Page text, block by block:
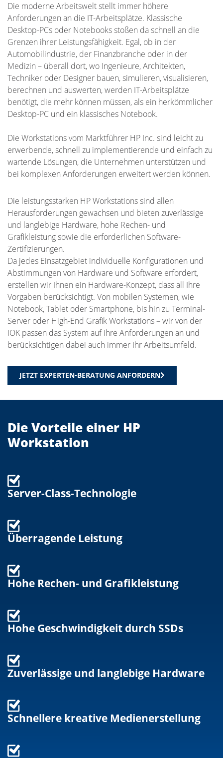
Die moderne Arbeitswelt stellt immer höhere
Anforderungen an die IT-Arbeitsplätze. Klassische
Desktop-PCs oder Notebooks stoßen da schnell an die
Grenzen ihrer Leistungsfähigkeit. Egal, ob in der
Automobilindustrie, der Finanzbranche oder in der
Medizin – überall dort, wo Ingenieure, Architekten,
Techniker oder Designer bauen, simulieren, visualisieren,
berechnen und auswerten, werden IT-Arbeitsplätze
benötigt, die mehr können müssen, als ein herkömmlicher
Desktop-PC und ein klassisches Notebook.
Die Workstations vom Marktführer HP Inc. sind leicht zu
erwerbende, schnell zu implementierende und einfach zu
wartende Lösungen, die Unternehmen unterstützen und
bei komplexen Anforderungen erweitert werden können.
Die leistungsstarken HP Workstations sind allen
Herausforderungen gewachsen und bieten zuverlässige
und langlebige Hardware, hohe Rechen- und
Grafikleistung sowie die erforderlichen Software-
Zertifizierungen.
Da jedes Einsatzgebiet individuelle Konfigurationen und
Abstimmungen von Hardware und Software erfordert,
erstellen wir Ihnen ein Hardware-Konzept, dass all Ihre
Vorgaben berücksichtigt. Von mobilen Systemen, wie
Notebook, Tablet oder Smartphone, bis hin zu Terminal-
Server oder High-End Grafik Workstations – wir von der
IOK passen das System auf ihre Anforderungen an und
berücksichtigen dabei auch immer Ihr Arbeitsumfeld.
JETZT EXPERTEN-BERATUNG ANFORDERN
Die Vorteile einer HP
Workstation
Server-Class-Technologie
Überragende Leistung
Hohe Rechen- und Grafikleistung
Hohe Geschwindigkeit durch SSDs
Zuverlässige und langlebige Hardware
Schnellere kreative Medienerstellung